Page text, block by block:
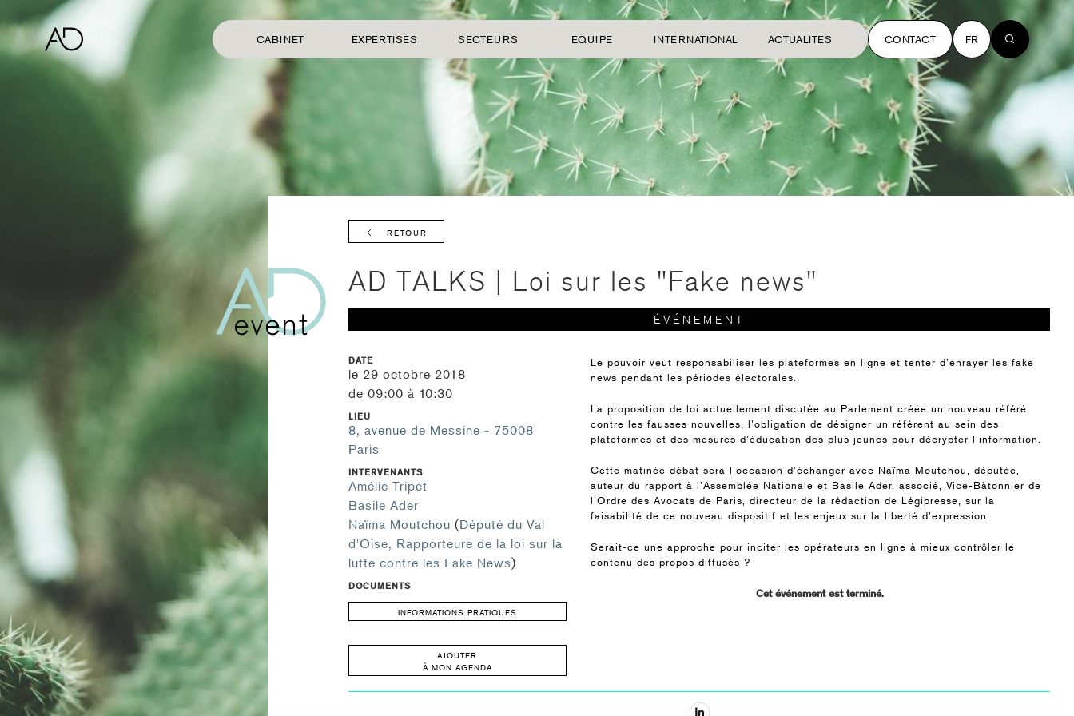
CABINET EXPERTISES SECTEURS EQUIPE INTERNATIONAL ACTUALITÉS CONTACT FR
RETOUR
AD TALKS | Loi sur les "Fake news"
ÉVÉNEMENT
DATE
le 29 octobre 2018
de 09:00 à 10:30
LIEU
8, avenue de Messine - 75008
Paris
INTERVENANTS
Amélie Tripet
Basile Ader
Naïma Moutchou (Député du Val
d'Oise, Rapporteure de la loi sur la
lutte contre les Fake News)
DOCUMENTS
INFORMATIONS PRATIQUES
AJOUTER
À MON AGENDA
Le pouvoir veut responsabiliser les plateformes en ligne et tenter d’enrayer les fake
news pendant les périodes électorales.
La proposition de loi actuellement discutée au Parlement créée un nouveau référé
contre les fausses nouvelles, l’obligation de désigner un référent au sein des
plateformes et des mesures d’éducation des plus jeunes pour décrypter l’information.
Cette matinée débat sera l’occasion d’échanger avec Naïma Moutchou, députée,
auteur du rapport à l’Assemblée Nationale et Basile Ader, associé, Vice-Bâtonnier de
l’Ordre des Avocats de Paris, directeur de la rédaction de Légipresse, sur la
faisabilité de ce nouveau dispositif et les enjeux sur la liberté d’expression.
Serait-ce une approche pour inciter les opérateurs en ligne à mieux contrôler le
contenu des propos diffusés ?
Cet événement est terminé.